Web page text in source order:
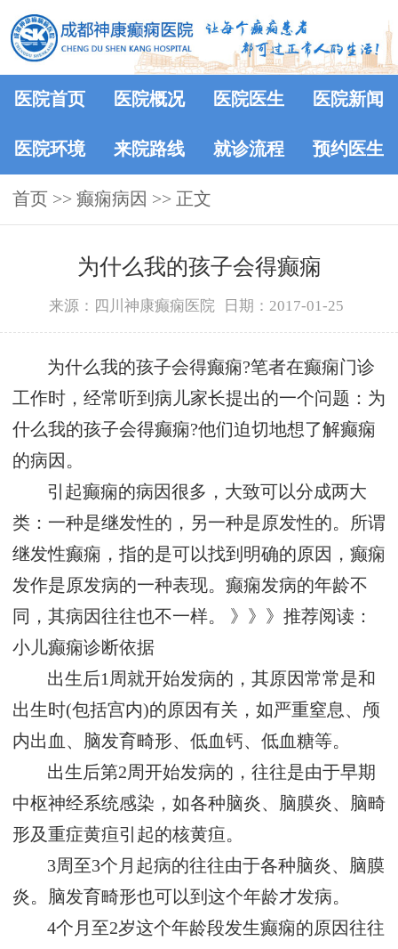
医院首页 医院概况 医院医生 医院新闻
医院环境 来院路线 就诊流程 预约医生
首页 >> 癫痫病因 >> 正文
为什么我的孩子会得癫痫
来源：四川神康癫痫医院 日期：2017-01-25
为什么我的孩子会得癫痫?笔者在癫痫门诊
工作时，经常听到病儿家长提出的一个问题：为
什么我的孩子会得癫痫?他们迫切地想了解癫痫
的病因。
引起癫痫的病因很多，大致可以分成两大
类：一种是继发性的，另一种是原发性的。所谓
继发性癫痫，指的是可以找到明确的原因，癫痫
发作是原发病的一种表现。癫痫发病的年龄不
同，其病因往往也不一样。 》》》推荐阅读：
小儿癫痫诊断依据
出生后1周就开始发病的，其原因常常是和
出生时(包括宫内)的原因有关，如严重窒息、颅
内出血、脑发育畸形、低血钙、低血糖等。
出生后第2周开始发病的，往往是由于早期
中枢神经系统感染，如各种脑炎、脑膜炎、脑畸
形及重症黄疸引起的核黄疸。
3周至3个月起病的往往由于各种脑炎、脑膜
炎。脑发育畸形也可以到这个年龄才发病。
4个月至2岁这个年龄段发生癫痫的原因往往